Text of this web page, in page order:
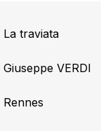
La traviata
Giuseppe VERDI
Rennes